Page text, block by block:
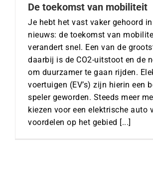
De toekomst van mobiliteit
Je hebt het vast vaker gehoord
nieuws: de toekomst van
verandert snel. Een van de
daarbij is de CO2-uitstoot en de
om duurzamer te gaan rijden.
voertuigen (EV’s) zijn hierin een
speler geworden. Steeds meer
kiezen voor een elektrische auto
voordelen op het gebied [...]